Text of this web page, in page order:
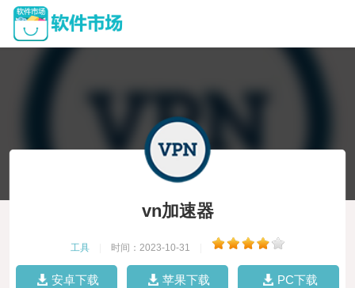
vn加速器
工具 时间：2023-10-31
安卓下载 苹果下载 PC下载